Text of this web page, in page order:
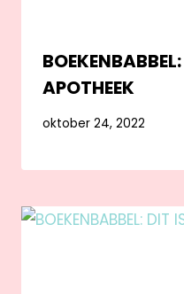
APOTHEEK
oktober 24, 2022